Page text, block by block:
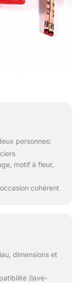
personnes:
motif à fleur,
cohérent
dimensions et
(lave-